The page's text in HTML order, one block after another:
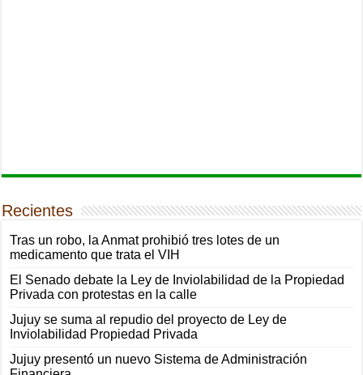
Recientes
Tras un robo, la Anmat prohibió tres lotes de un
medicamento que trata el VIH
El Senado debate la Ley de Inviolabilidad de la Propiedad
Privada con protestas en la calle
Jujuy se suma al repudio del proyecto de Ley de
Inviolabilidad Propiedad Privada
Jujuy presentó un nuevo Sistema de Administración